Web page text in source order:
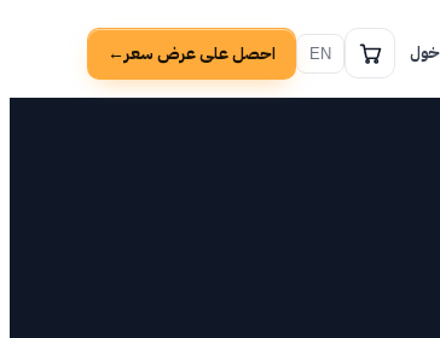
EN احصل على عرض سعر→